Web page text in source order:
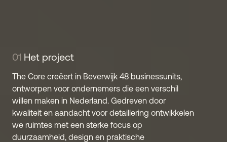
01 Het project
The Core creëert in Beverwijk 48 businessunits,
ontworpen voor ondernemers die een verschil
willen maken in Nederland. Gedreven door
kwaliteit en aandacht voor detaillering ontwikkelen
we ruimtes met een sterke focus op
duurzaamheid, design en praktische